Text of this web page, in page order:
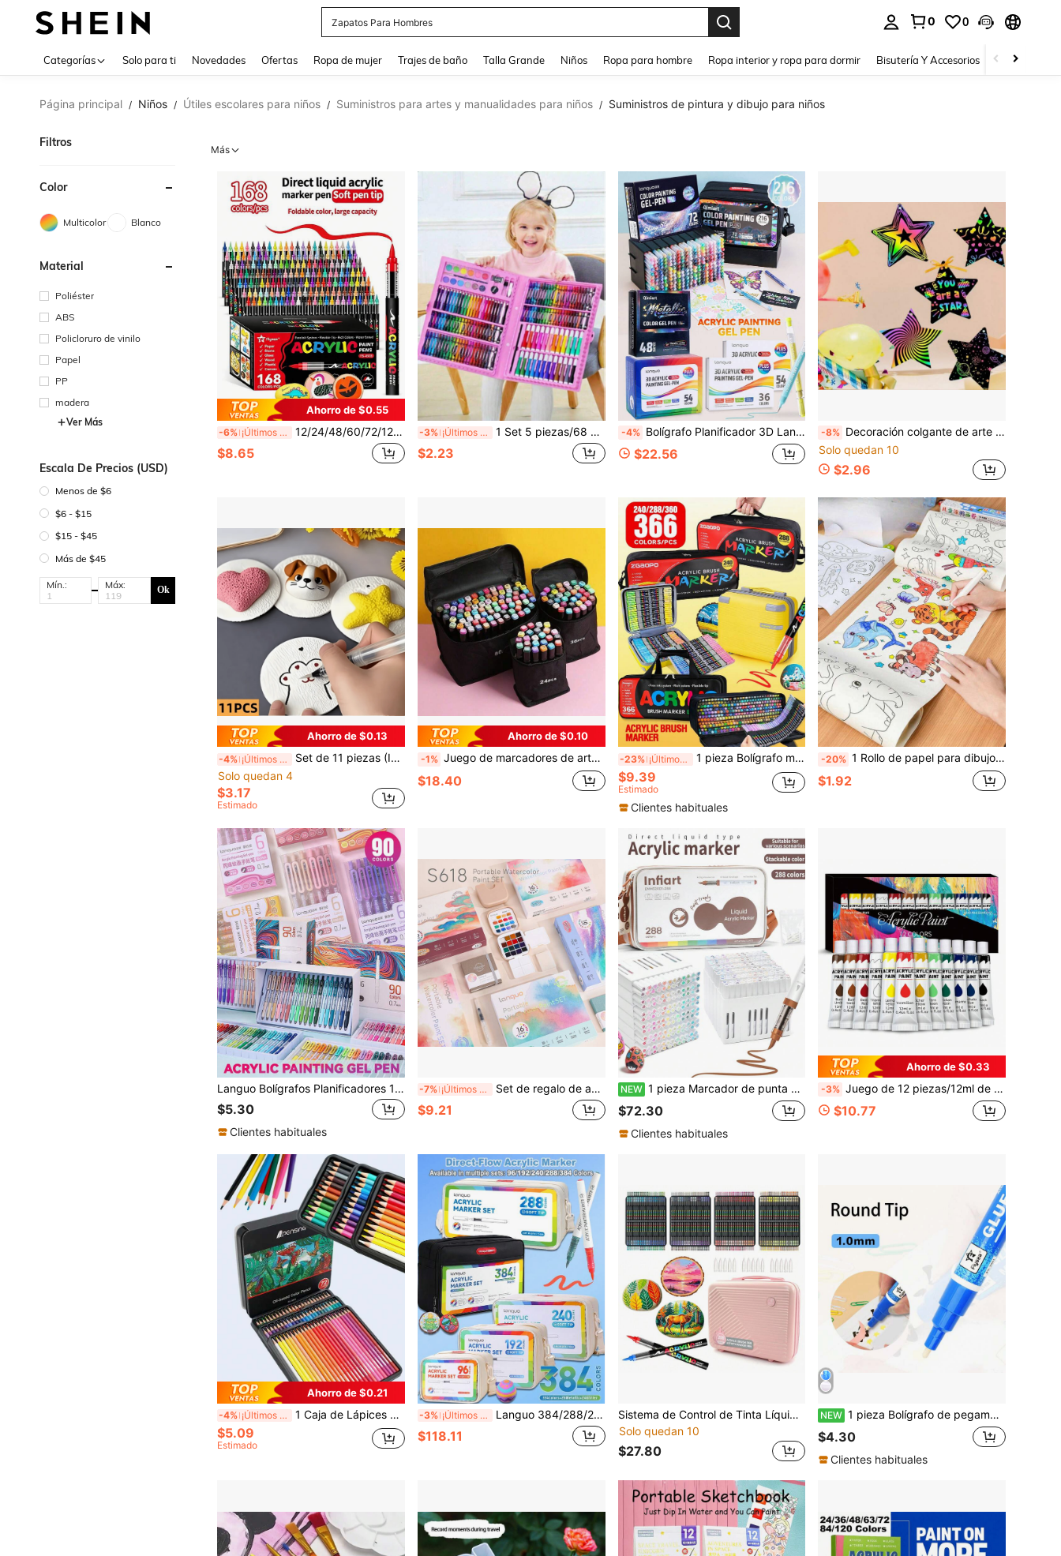
Zapatos Blancos
0 0
Categorías Solo para ti Novedades Ofertas Ropa de mujer Trajes de baño Talla Grande Niños Ropa para hombre Ropa interior y ropa para dormir Bisutería Y Accesorios Zapatos
Página principal / Niños / Útiles escolares para niños / Suministros para artes y manualidades para niños / Suministros de pintura y dibujo para niños
Filtros
Color
Multicolor Blanco
Material
Poliéster
ABS
Policloruro de vinilo
Papel
PP
madera
Ver Más
Escala De Precios (USD)
Menos de $6
$6 - $15
$15 - $45
Más de $45
Mín.: Máx: Ok
Más
Ahorro de $0.55
-6% ¡Últimos 3 días 12/24/48/60/72/120/168 Colores Rotuladores Acrílicos para Artistas, Punta Fina, Bolígrafos de Pintura Impermeables, Adecuados para Piedra, Vidrio, Cerámica, Pintura, Grafiti, Regalo de Vuelta a la Escuela
$8.65
-3% ¡Últimos 3 días 1 Set 5 piezas/68 piezas/168 piezas/208 piezas Juego de pintura artística para niños - Estilo de regalo premium, incluye suministros de pintura, crayones, borradores, vuelta a la escuela
$2.23
-4% Bolígrafo Planificador 3D Languo - Juego de Bolígrafos de Gel Acrílico de 216 Colores & 48 Colores con Acabado Metálico & 4 Cajas de Regalo (24/36/54/72 Colores) Opcional - Punta Fina de 1.0mm, Gran Capacidad de Tinta, Mezcla Suave, Adecuado para Dibujar, Bocetar y Diario de Arte, Regalo de Vuelta a la Escuela
$22.56
-8% Decoración colgante de arte de arañazo arcoíris pentagrama, colgante de pintura de arañazo colorida, adorno colgante de decoración de pared para fiestas infantiles y aulas
Solo quedan 10
$2.96
Ahorro de $0.13
-4% ¡Últimos 3 días
Set de 11 piezas (Incluye tablero de dibujo + pincel) - Papel de tablero redondo 3D, papel de espuma expandida para manualidades artísticas, arte de papel divertido, vuelta a la escuela
Solo quedan 4
$3.17
Estimado
Ahorro de $0.10
-1% Juego de marcadores de arte de doble punta de 12/24/30/36/40/48/60/80/100/120/168 colores, marcadores permanentes para dibujo, adecuados para pintura artística, dibujo, vuelta a la escuela
$18.40
-23% ¡Últimos 3 días 1 pieza Bolígrafo marcador acrílico de punta suave de líquido directo 504/432/408/360/288/240/200/168/120/100/72/60/48/36/24 colores opaco y superponible bolígrafo de acuarela para estudiantes de arte DIY dibujo colorido
$9.39
Estimado
Clientes habituales
-20% 1 Rollo de papel para dibujo de graffiti de 3/6/12m, rollo de papel para pintura DIY, relleno de pintura, herramienta de pintura para cultivar la imaginación, regalo de vuelta a la escuela
$1.92
Languo Bolígrafos Planificadores 144 Colores 90/72/54/36 Colores Empaque de Caja de Regalo & 6 Temas de Color (15 Opciones), Bolígrafos de Gel Clicables, Regreso a la Escuela
$5.30
Clientes habituales
-7% ¡Últimos 3 días Set de regalo de acuarelas sólidas, colores ricos, textura fina, tonos en capas, líneas suaves que se adaptan a la forma de la mano, agarre cómodo, vuelta a la escuela
$9.21
NEW 1 pieza Marcador de punta suave de acrílico líquido directo 288 colores lavable para uso estudiantil opaco de alta cobertura gran capacidad bolsa de tela premium bolígrafo de dibujo para niños bolígrafo de acuarela para niños y niñas regalo de cumpleaños y vuelta a la escuela
$72.30
Clientes habituales
Ahorro de $0.33
-3% Juego de 12 piezas/12ml de pintura acrílica, adecuado para lienzo, madera, tela, cuero, cartón, papel, MDF y manualidades, vuelta a la escuela
$10.77
Ahorro de $0.21
-4% ¡Últimos 3 días 1 Caja de Lápices de Colores, 12 piezas/18 piezas/24 piezas/36 piezas/72 piezas, Lápices de Arte, Lápices de Núcleo Suave, Lápices a Base de Aceite, Múltiples Colores, Regreso a la Escuela
$5.09
Estimado
-3% ¡Últimos 2 días Languo 384/288/240/192/96 Colores Marcadores Acrílicos Líquidos Apilables, Juego de Bolígrafos de Punta de Fieltro, Punta Suave 1-5mm, Tinta Rica, Flujo Suave, Clasificación de Color Completa, Colores Apilables, Cobertura Fuerte, Adecuado para Lienzo, Pintura de Rocas, Madera, Piedra, Vidrio, Cerámica, Pintura de Tela, Manualidades DIY, Estilo de Bolsa de Almacenamiento para Almacenamiento y Transporte Conveniente, Artículos de Papelería Esenciales para el Regreso a la Escuela
$118.11
Sistema de Control de Tinta Líquida Directa de Color 36/48/288/360/432/504, Bolígrafos con Punta de Pincel de 1-5mm para Pintar Rocas, Lienzo, Madera, Regreso a la Escuela
Solo quedan 10
$27.80
NEW 1 pieza Bolígrafo de pegamento de doble uso que cambia de color, barra de pegamento líquido portátil multifunción, adhesivo estilo bolígrafo para manualidades DIY, sobres y fotos, punta gruesa de tipo presión, herramienta de pegamento de secado rápido sin desorden para diarios
$4.30
Clientes habituales